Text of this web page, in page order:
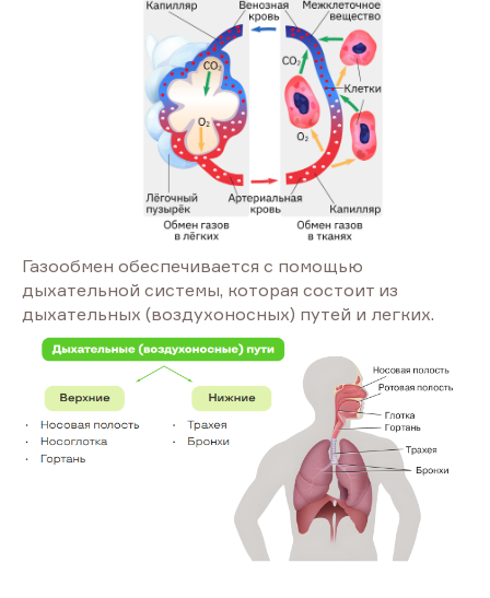
Газообмен обеспечивается с помощью
дыхательной системы, которая состоит из
дыхательных (воздухоносных) путей и легких.